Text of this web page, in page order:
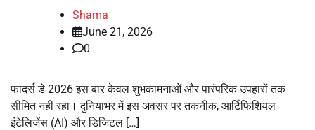
Shama
June 21, 2026
0
फादर्स डे 2026 इस बार केवल शुभकामनाओं और पारंपरिक उपहारों तक
सीमित नहीं रहा। दुनियाभर में इस अवसर पर तकनीक, आर्टिफिशियल
इंटेलिजेंस (AI) और डिजिटल […]